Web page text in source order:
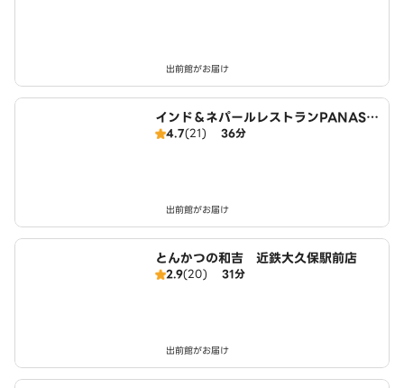
出前館がお届け
インド＆ネパールレストランPANASH
（パナス）
4.7(21) 36分
出前館がお届け
とんかつの和吉 近鉄大久保駅前店
2.9(20) 31分
出前館がお届け